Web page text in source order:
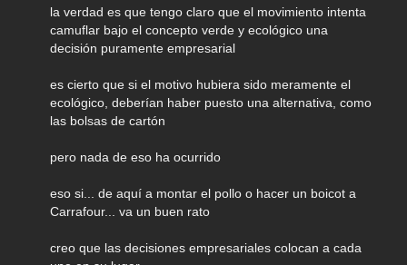
la verdad es que tengo claro que el movimiento intenta
camuflar bajo el concepto verde y ecológico una
decisión puramente empresarial
es cierto que si el motivo hubiera sido meramente el
ecológico, deberían haber puesto una alternativa, como
las bolsas de cartón
pero nada de eso ha ocurrido
eso si... de aquí a montar el pollo o hacer un boicot a
Carrafour... va un buen rato
creo que las decisiones empresariales colocan a cada